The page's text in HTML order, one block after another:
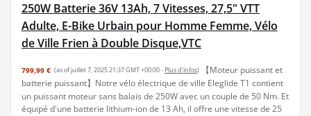
250W Batterie 36V 13Ah, 7 Vitesses, 27,5" VTT
Adulte, E-Bike Urbain pour Homme Femme, Vélo
de Ville Frien à Double Disque,VTC
799,99 € (as of juillet 7, 2025 21:37 GMT +00:00 - Plus d’infos)
【Moteur puissant et
batterie puissant】Notre vélo électrique de ville Eleglide T1 contient
un puissant moteur sans balais de 250W avec un couple de 50 Nm. Et
équipé d'une batterie lithium-ion de 13 Ah, il offre une vitesse de 25